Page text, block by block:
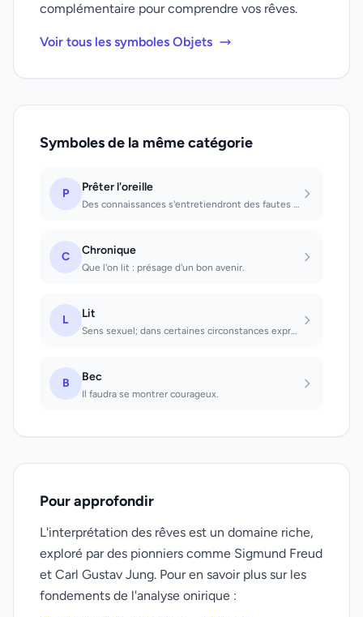
complémentaire pour comprendre vos rêves.
Voir tous les symboles Objets
Symboles de la même catégorie
P Prêter l'oreille
Des connaissances s'entretiendront des fautes que l'on a commises.
C Chronique
Que l'on lit : présage d'un bon avenir.
L Lit
Sens sexuel; dans certaines circonstances expression d'un besoin de repos.
B Bec
Il faudra se montrer courageux.
Pour approfondir
L'interprétation des rêves est un domaine riche,
exploré par des pionniers comme Sigmund Freud
et Carl Gustav Jung. Pour en savoir plus sur les
fondements de l'analyse onirique :